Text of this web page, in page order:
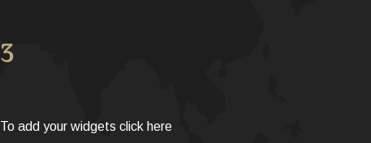
3
To add your widgets click here